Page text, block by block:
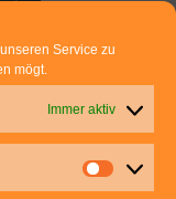
Service zu
mögt.
Immer aktiv